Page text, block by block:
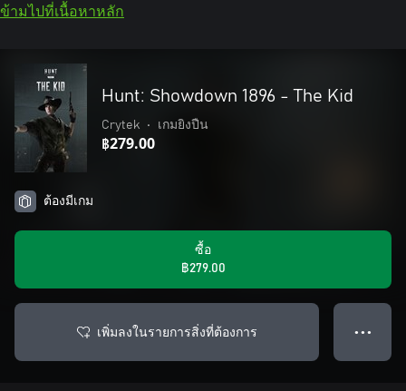
ข้ามไปที่เนื้อหาหลัก
Hunt: Showdown 1896 - The Kid
Crytek • เกมยิงปืน
฿279.00
ต้องมีเกม
ซื้อ
฿279.00
เพิ่มลงในรายการสิ่งที่ต้องการ ● ● ●